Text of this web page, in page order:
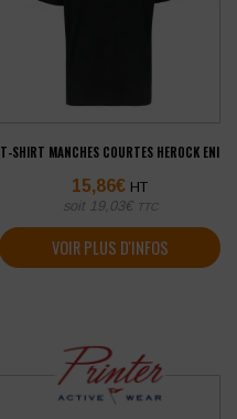
T-SHIRT MANCHES COURTES HEROCK ENI
15,86€ HT
soit 19,03€ TTC
VOIR PLUS D'INFOS